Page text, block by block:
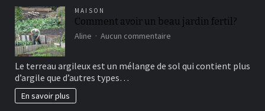
MAISON
Comment avoir un beau jardin fertil?
Aline Aucun commentaire
un
Le terreau argileux est un mélange de sol qui contient plus
d’argile que d’autres types…
En savoir plus